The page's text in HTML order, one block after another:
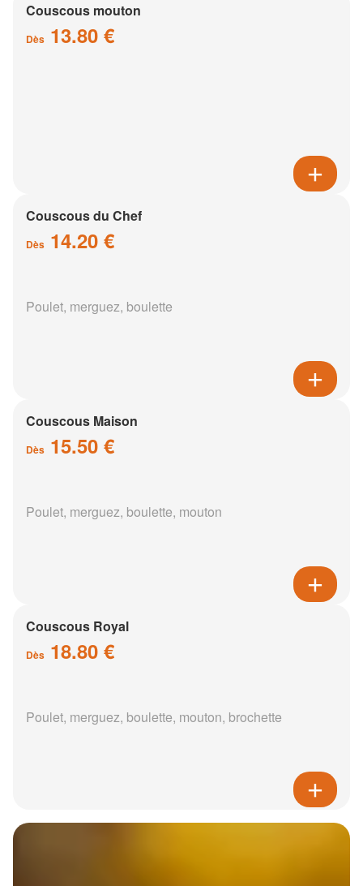
Couscous mouton
Dès 13.80 €
Couscous du Chef
Dès 14.20 €
Poulet, merguez, boulette
Couscous Maison
Dès 15.50 €
Poulet, merguez, boulette, mouton
Couscous Royal
Dès 18.80 €
Poulet, merguez, boulette, mouton, brochette